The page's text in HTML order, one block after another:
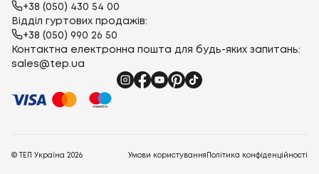
+38 (050) 430 54 00
Відділ гуртових продажів:
+38 (050) 990 26 50
Контактна електронна пошта для будь-яких запитань:
sales@tep.ua
© ТЕП Україна 2026 Умови користування Політика конфіденційності